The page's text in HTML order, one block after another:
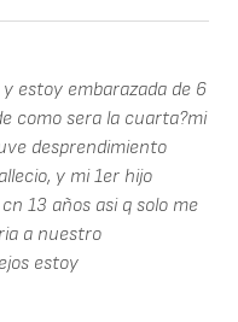
estoy embarazada de 6
como sera la cuarta?mi
desprendimiento
y mi 1er hijo
13 años asi q solo me
a nuestro
estoy